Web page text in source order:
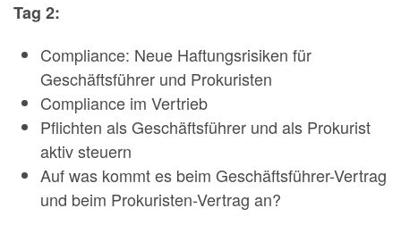
Tag 2:
Compliance: Neue Haftungsrisiken für
Geschäftsführer und Prokuristen
Compliance im Vertrieb
Pflichten als Geschäftsführer und als Prokurist
aktiv steuern
Auf was kommt es beim Geschäftsführer-Vertrag
und beim Prokuristen-Vertrag an?